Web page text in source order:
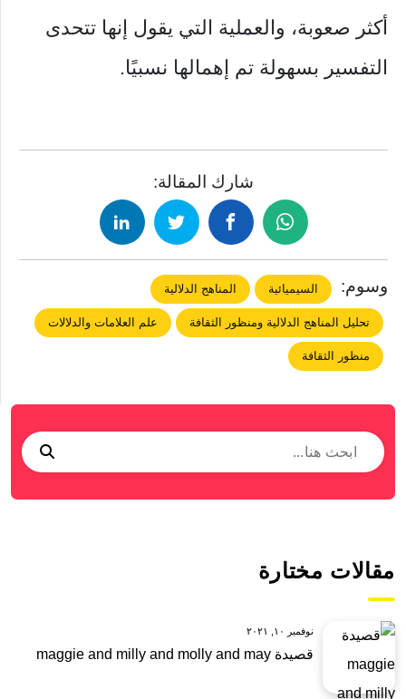
أكثر صعوبة، والعملية التي يقول إنها تتحدى
التفسير بسهولة تم إهمالها نسبيًا.
شارك المقالة:
وسوم: السيميائية المناهج الدلالية
تحليل المناهج الدلالية ومنظور الثقافة علم العلامات والدلالات
منظور الثقافة
مقالات مختارة
نوفمبر ١٠, ٢٠٢١
قصيدة maggie and milly and molly and may